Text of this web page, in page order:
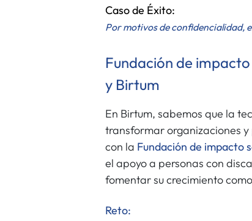
Caso de Éxito:
Por motivos de confidencialidad,
Fundación de
y Birtum
En Birtum, sabemos que la
transformar organizaciones
con la Fundación de impacto
el apoyo a personas con
fomentar su crecimiento
Reto: